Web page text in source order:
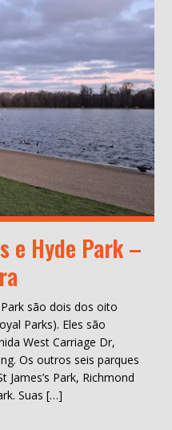
e Hyde Park –
são dois dos oito
Parks). Eles são
West Carriage Dr,
Os outros seis parques
James’s Park, Richmond
Suas […]